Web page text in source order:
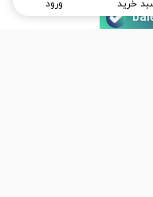
خرید
ورود